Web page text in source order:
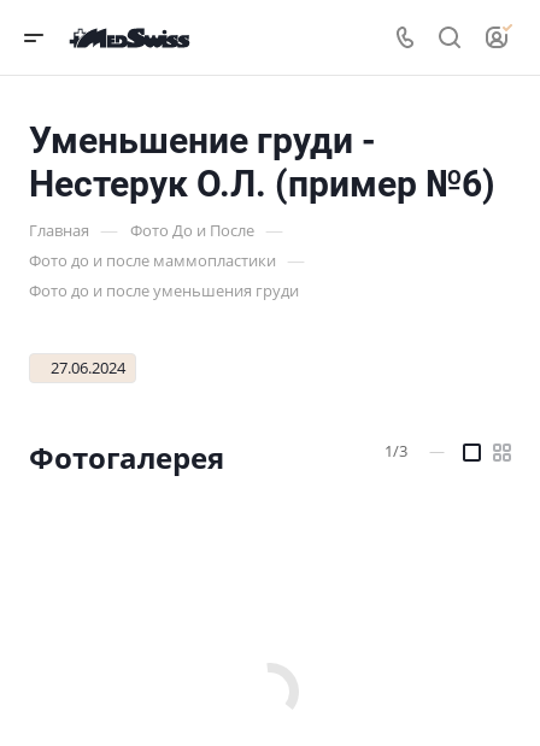
Уменьшение груди -
Нестерук О.Л. (пример №6)
Главная — Фото До и После —
Фото до и после маммопластики —
Фото до и после уменьшения груди
27.06.2024
Фотогалерея 1/3 —